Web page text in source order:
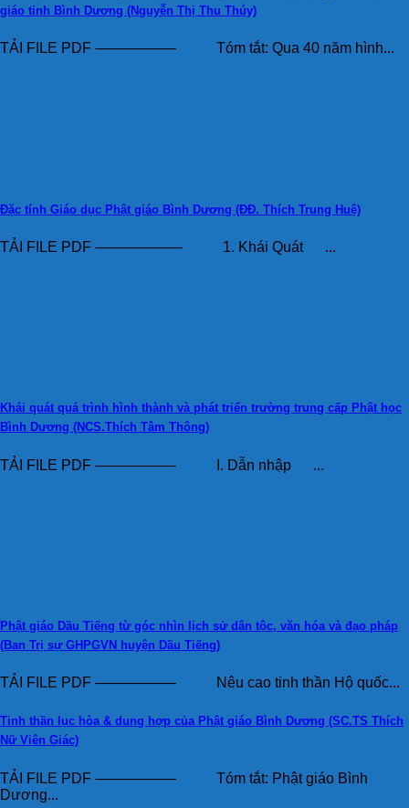
giáo tỉnh Bình Dương (Nguyễn Thị Thu Thúy)
TẢI FILE PDF —————– Tóm tắt: Qua 40 năm hình...
Đặc tính Giáo dục Phật giáo Bình Dương (ĐĐ. Thích Trung Huệ)
TẢI FILE PDF —————— 1. Khái Quát ...
Khái quát quá trình hình thành và phát triển trường trung cấp Phật học
Bình Dương (NCS.Thích Tâm Thông)
TẢI FILE PDF —————– I. Dẫn nhập ...
Phật giáo Dầu Tiếng từ góc nhìn lịch sử dân tộc, văn hóa và đạo pháp
(Ban Trị sự GHPGVN huyện Dầu Tiếng)
TẢI FILE PDF —————– Nêu cao tinh thần Hộ quốc...
Tinh thần lục hòa & dung hợp của Phật giáo Bình Dương (SC.TS Thích
Nữ Viên Giác)
TẢI FILE PDF —————– Tóm tắt: Phật giáo Bình
Dương...